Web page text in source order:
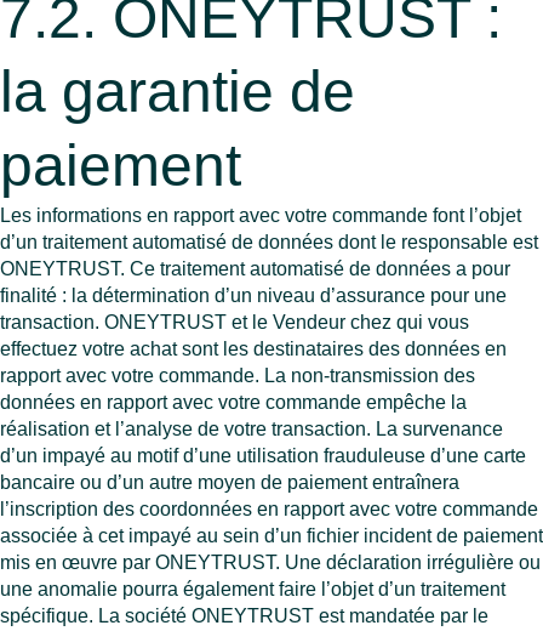
7.2. ONEYTRUST :
la garantie de
paiement
Les informations en rapport avec votre commande font l’objet
d’un traitement automatisé de données dont le responsable est
ONEYTRUST. Ce traitement automatisé de données a pour
finalité : la détermination d’un niveau d’assurance pour une
transaction. ONEYTRUST et le Vendeur chez qui vous
effectuez votre achat sont les destinataires des données en
rapport avec votre commande. La non-transmission des
données en rapport avec votre commande empêche la
réalisation et l’analyse de votre transaction. La survenance
d’un impayé au motif d’une utilisation frauduleuse d’une carte
bancaire ou d’un autre moyen de paiement entraînera
l’inscription des coordonnées en rapport avec votre commande
associée à cet impayé au sein d’un fichier incident de paiement
mis en œuvre par ONEYTRUST. Une déclaration irrégulière ou
une anomalie pourra également faire l’objet d’un traitement
spécifique. La société ONEYTRUST est mandatée par le